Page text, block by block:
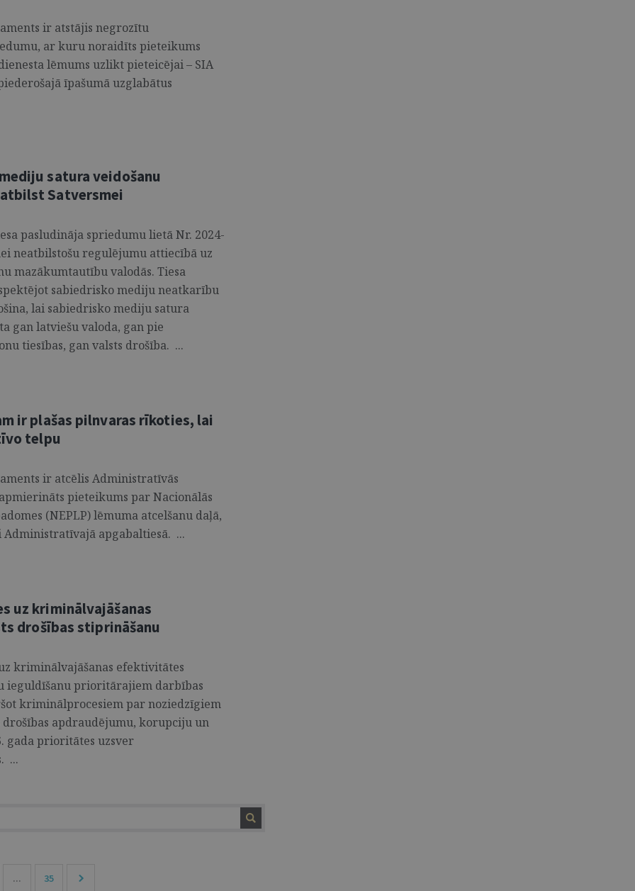
ir atstājis negrozītu
ar kuru noraidīts pieteikums
lēmums uzlikt pieteicējai – SIA
īpašumā uzglabātus
satura veidošanu
Satversmei
pasludināja spriedumu lietā Nr. 2024-
neatbilstošu regulējumu attiecībā uz
mazākumtautību valodās. Tiesa
sabiedrisko mediju neatkarību
lai sabiedrisko mediju satura
gan latviešu valoda, gan pie
tiesības, gan valsts drošība. ...
ir plašas pilnvaras rīkoties, lai
telpu
ir atcēlis Administratīvās
pieteikums par Nacionālās
(NEPLP) lēmuma atcelšanu daļā,
apgabaltiesā. ...
uz kriminālvajāšanas
drošības stiprināšanu
kriminālvajāšanas efektivitātes
ieguldīšanu prioritārajiem darbības
kriminālprocesiem par noziedzīgiem
apdraudējumu, korupciju un
gada prioritātes uzsver
...
... 35